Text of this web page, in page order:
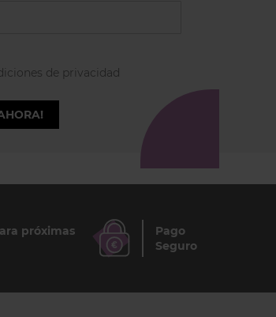
de privacidad
próximas
Pago
Seguro